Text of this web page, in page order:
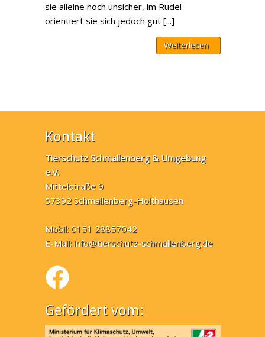
sie alleine noch unsicher, im Rudel
orientiert sie sich jedoch gut [...]
Weiterlesen
Kontakt
Tierschutz Schmallenberg & Umgebung
e.V.
Mittelstraße 9
57392 Schmallenberg-Holthausen
Mobil: 0151 28857042
E-Mail:info@tierschutz-schmallenberg.de
Gefördert vom: